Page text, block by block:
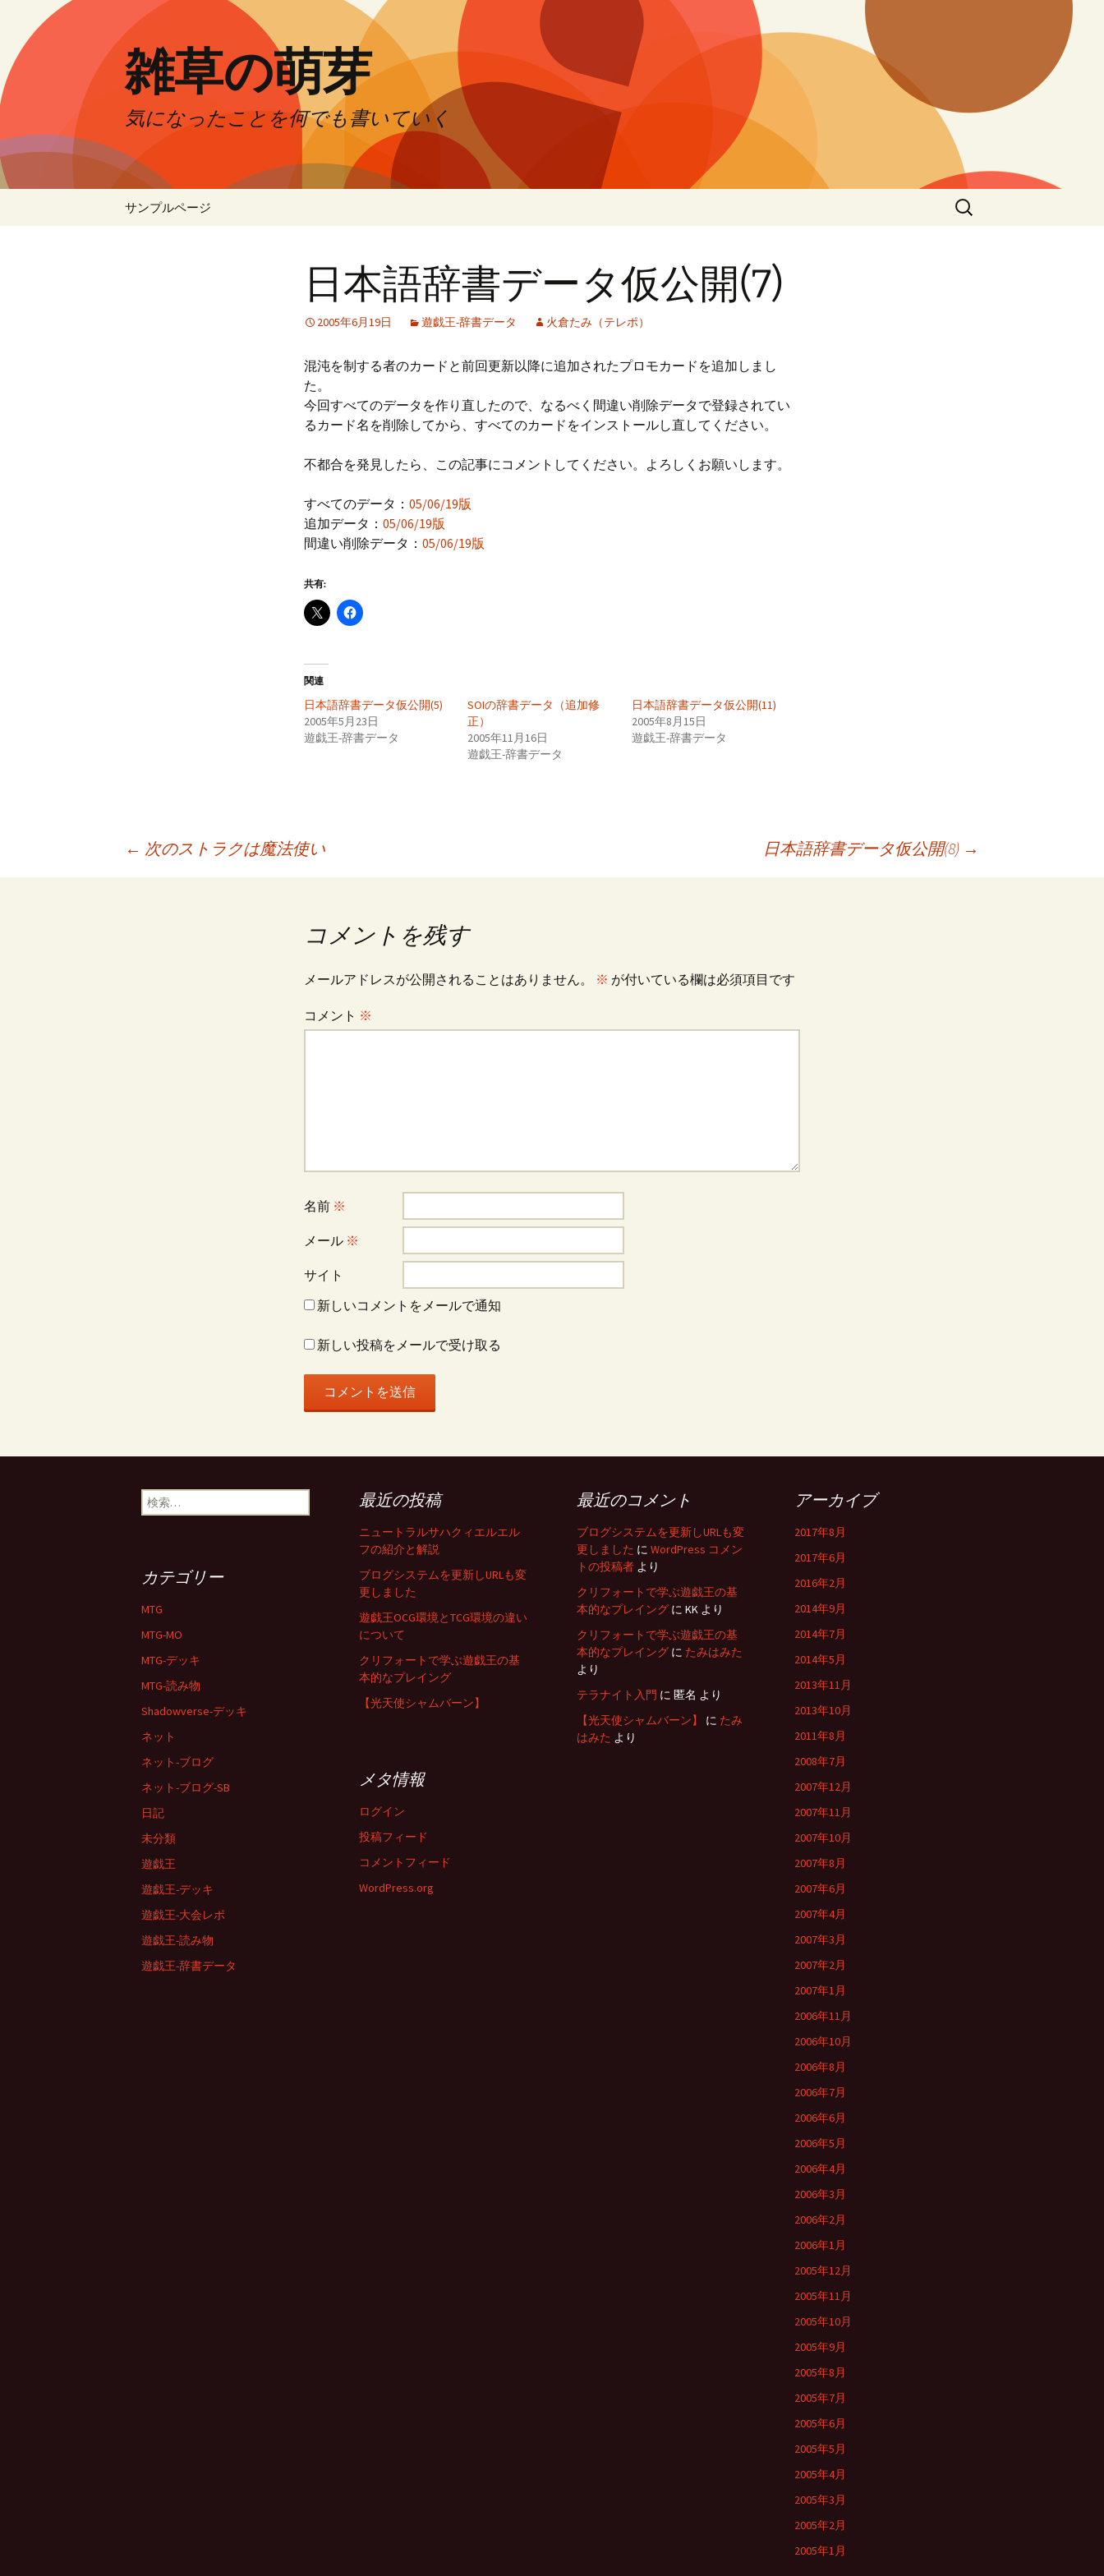
ン
ツ
へ
ッ
プ
雑草の萌芽
気になったことを何でも書いていく
サンプルページ
検
索:
日本語辞書データ仮公開(7)
2005年6月19日 遊戯王-辞書データ 火倉たみ（テレポ）
混沌を制する者のカードと前回更新以降に追加されたプロモカードを追加しまし
た。
今回すべてのデータを作り直したので、なるべく間違い削除データで登録されてい
るカード名を削除してから、すべてのカードをインストールし直してください。
不都合を発見したら、この記事にコメントしてください。よろしくお願いします。
すべてのデータ： 05/06/19版
追加データ： 05/06/19版
間違い削除データ： 05/06/19版
共有:
関連
日本語辞書データ仮公開(5)
2005年5月23日
遊戯王-辞書データ
SOIの辞書データ（追加修
正）
2005年11月16日
遊戯王-辞書データ
日本語辞書データ仮公開(11)
2005年8月15日
遊戯王-辞書データ
← 次のストラクは魔法使い 日本語辞書データ仮公開(8) →
コメントを残す
メールアドレスが公開されることはありません。 ※ が付いている欄は必須項目です
コメント ※
名前 ※
メール ※
サイト
新しいコメントをメールで通知
新しい投稿をメールで受け取る
検
索:
最近の投稿
ニュートラルサハクィエルエル
フの紹介と解説
ブログシステムを更新しURLも変
更しました
遊戯王OCG環境とTCG環境の違い
について
クリフォートで学ぶ遊戯王の基
本的なプレイング
【光天使シャムバーン】
最近のコメント
ブログシステムを更新しURLも変
更しました に WordPress コメン
トの投稿者 より
クリフォートで学ぶ遊戯王の基
本的なプレイング に KK より
クリフォートで学ぶ遊戯王の基
本的なプレイング に たみはみた
より
テラナイト入門 に 匿名 より
【光天使シャムバーン】
に たみ
はみた より
アーカイブ
2017年8月
2017年6月
2016年2月
2014年9月
2014年7月
2014年5月
2013年11月
2013年10月
2011年8月
2008年7月
2007年12月
2007年11月
2007年10月
2007年8月
2007年6月
2007年4月
2007年3月
2007年2月
2007年1月
2006年11月
2006年10月
2006年8月
2006年7月
2006年6月
2006年5月
2006年4月
2006年3月
2006年2月
2006年1月
2005年12月
2005年11月
2005年10月
2005年9月
2005年8月
2005年7月
2005年6月
2005年5月
2005年4月
2005年3月
2005年2月
2005年1月
カテゴリー
MTG
MTG-MO
MTG-デッキ
MTG-読み物
Shadowverse-デッキ
ネット
ネット-ブログ
ネット-ブログ-SB
日記
未分類
遊戯王
遊戯王-デッキ
遊戯王-大会レポ
遊戯王-読み物
遊戯王-辞書データ
メタ情報
ログイン
投稿フィード
コメントフィード
WordPress.org